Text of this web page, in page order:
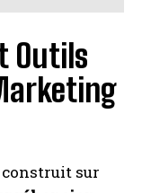
Outils
sur